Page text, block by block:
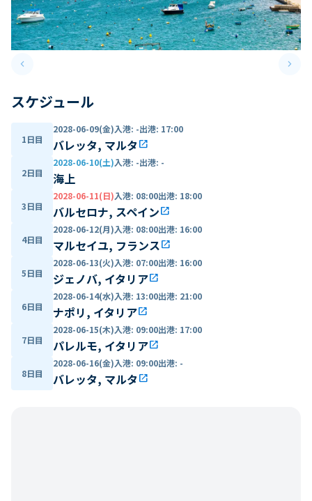
keyboard_arrow_leftPrevious slide keyboard_arrow_right
スケジュール
1日目
2028-06-09(金)入港: -出港: 17:00
バレッタ, マルタopen_in_new
2日目
2028-06-10(土)入港: -出港: -
海上
3日目
2028-06-11(日)入港: 08:00出港: 18:00
バルセロナ, スペインopen_in_new
4日目
2028-06-12(月)入港: 08:00出港: 16:00
マルセイユ, フランスopen_in_new
5日目
2028-06-13(火)入港: 07:00出港: 16:00
ジェノバ, イタリアopen_in_new
6日目
2028-06-14(水)入港: 13:00出港: 21:00
ナポリ, イタリアopen_in_new
7日目
2028-06-15(木)入港: 09:00出港: 17:00
パレルモ, イタリアopen_in_new
8日目
2028-06-16(金)入港: 09:00出港: -
バレッタ, マルタopen_in_new